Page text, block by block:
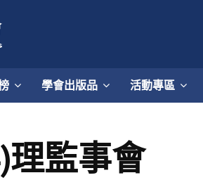
學會出版品 活動專區
理監事會